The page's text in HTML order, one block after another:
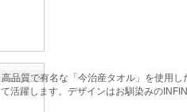
高品質で有名な「今治産タオル」を使用
て活躍します。デザインはお馴染みの